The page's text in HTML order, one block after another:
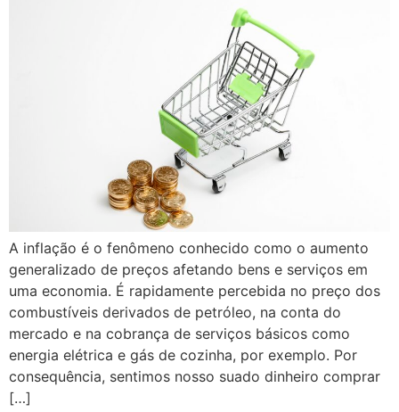
A inflação é o fenômeno conhecido como o aumento
generalizado de preços afetando bens e serviços em
uma economia. É rapidamente percebida no preço dos
combustíveis derivados de petróleo, na conta do
mercado e na cobrança de serviços básicos como
energia elétrica e gás de cozinha, por exemplo. Por
consequência, sentimos nosso suado dinheiro comprar
[…]